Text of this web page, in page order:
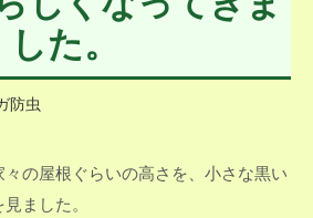
した。
防虫
の屋根ぐらいの高さを、小さな黒い
ました。